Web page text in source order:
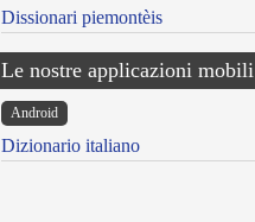
Dissionari piemontèis
Le nostre applicazioni mobili
Android
Dizionario italiano